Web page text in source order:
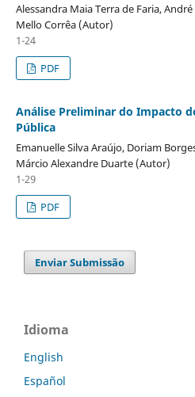
Alessandra Maia Terra de Faria,
Mello Corrêa (Autor)
1-24
PDF
Análise Preliminar do Impacto
Pública
Emanuelle Silva Araújo, Doriam
Márcio Alexandre Duarte (Autor)
1-29
PDF
Enviar Submissão
Idioma
English
Español